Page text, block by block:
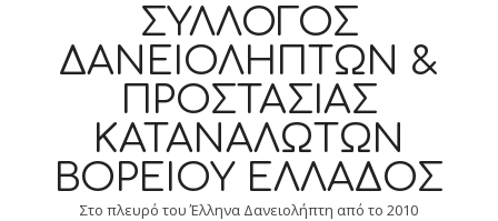
ΣΎΛΛΟΓΟΣ
ΔΑΝΕΙΟΛΗΠΤΏΝ &
ΠΡΟΣΤΑΣΊΑΣ
ΚΑΤΑΝΑΛΩΤΏΝ
ΒΟΡΕΊΟΥ ΕΛΛΆΔΟΣ
Στο πλευρό του Έλληνα Δανειολήπτη από το 2010